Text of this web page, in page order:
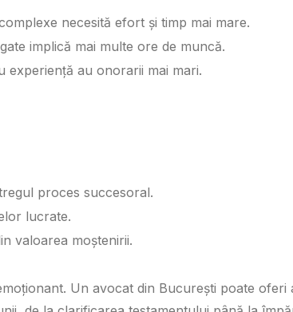
necesită efort și timp mai mare.
implică mai multe ore de muncă.
experiență au onorarii mai mari.
proces succesoral.
lucrate.
valoarea moștenirii.
Un avocat din București poate oferi